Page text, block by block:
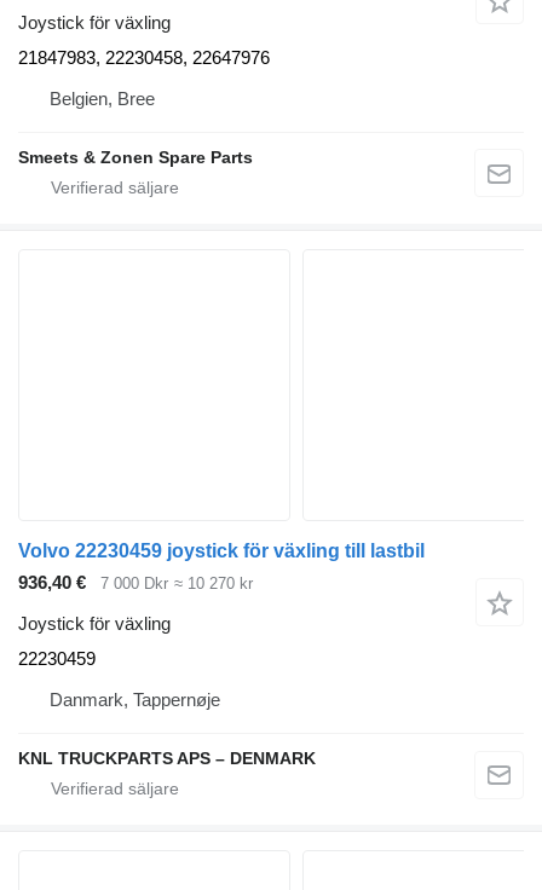
Joystick för växling
21847983, 22230458, 22647976
Belgien, Bree
Smeets & Zonen Spare Parts
Volvo 22230459 joystick för växling till lastbil
936,40 €
7 000 Dkr ≈ 10 270 kr
Joystick för växling
22230459
Danmark, Tappernøje
KNL TRUCKPARTS APS – DENMARK